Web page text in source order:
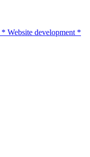
* Website development *